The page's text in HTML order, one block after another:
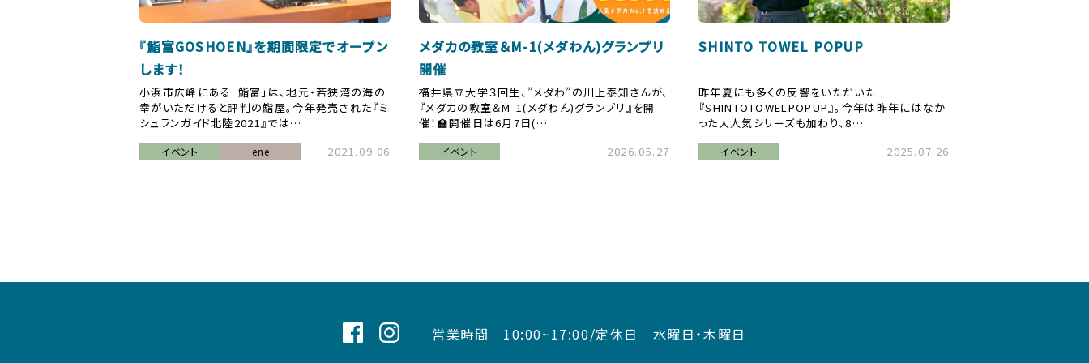
『鮨富GOSHOEN』を期間限定でオープン
します！
小浜市広峰にある「鮨富」は、地元・若狭湾の海の
幸がいただけると評判の鮨屋。今年発売された『ミ
シュランガイド北陸2021』では…
イベント ene 2021.09.06
メダカの教室＆M-1(メダわん)グランプリ
開催
福井県立大学３回生、”メダわ”の川上泰知さんが、
『メダカの教室＆M-1(メダわん)グランプリ』を開
催！🏫開催日は6月7日(…
イベント 2026.05.27
SHINTO TOWEL POPUP
昨年夏にも多くの反響をいただいた
『SHINTOTOWELPOPUP』。今年は昨年にはなか
った大人気シリーズも加わり、8…
イベント 2025.07.26
営業時間 10:00~17:00/定休日 水曜日・木曜日